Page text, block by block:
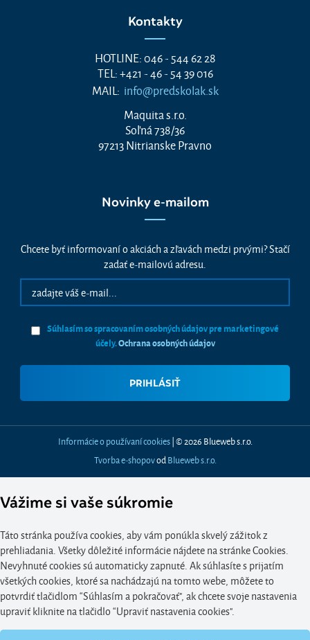
Kontakty
HOTLINE: 046 - 544 62 28
TEL: +421 - 46 - 54 39 016
MAIL: info@predskolak.sk
Maquita s.r.o.
Soľná 738/36
97213 Nitrianske Pravno
Novinky e-mailom
Chcete byť informovaní o akciách a zľavách medzi prvými? Stačí
zadať e-mailovú adresu.
Súhlasím so spracovaním osobných údajov pre marketingové
účely.Ochrana osobných údajov
Informácie o používaní cookies| © 2026 Blueweb s.r.o.
Tvorba e-shopovod Blueweb s.r.o.
Vážime si vaše súkromie
Táto stránka používa cookies, aby vám ponúkla skvelý zážitok z
prehliadania. Všetky dôležité informácie nájdete na stránke Cookies.
Nevyhnuté cookies sú automaticky zapnuté. Ak súhlasíte s prijatím
všetkých cookies, ktoré sa nachádzajú na tomto webe, môžete to
potvrdiť tlačidlom “Súhlasím a pokračovať", ak chcete svoje nastavenia
upraviť kliknite na tlačidlo “Upraviť nastavenia cookies".